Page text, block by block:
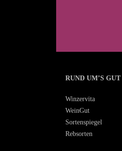
RUND UM’S GUT
Winzervita
WeinGut
Sortenspiegel
Rebsorten